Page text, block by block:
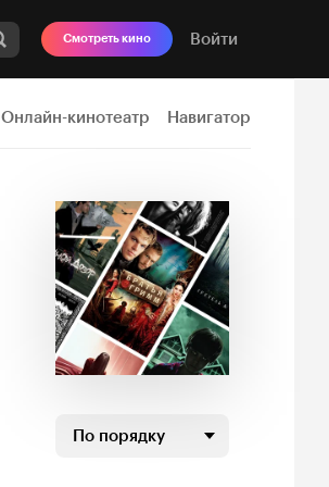
Смотреть кино Войти
Онлайн-кинотеатр Навигатор
По порядку